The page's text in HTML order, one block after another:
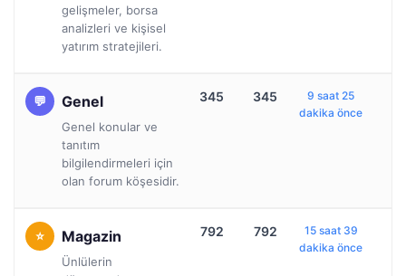
gelişmeler, borsa
analizleri ve kişisel
yatırım stratejileri.
Genel
Genel konular ve
tanıtım
bilgilendirmeleri için
olan forum köşesidir.
345 345
9 saat 25
dakika önce
Magazin
Ünlülerin
792 792
15 saat 39
dakika önce